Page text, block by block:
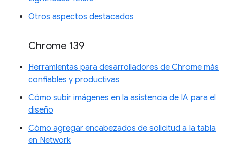
Otros aspectos destacados
Chrome 139
Herramientas para desarrolladores de Chrome más
confiables y productivas
Cómo subir imágenes en la asistencia de IA para el
diseño
Cómo agregar encabezados de solicitud a la tabla
en Network